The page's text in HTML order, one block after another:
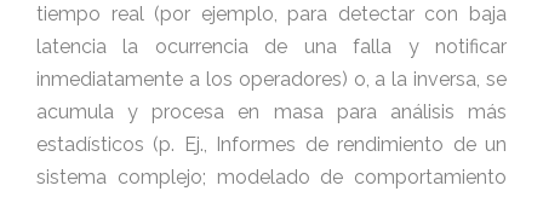
tiempo real (por ejemplo, para detectar con baja
latencia la ocurrencia de una falla y notificar
inmediatamente a los operadores) o, a la inversa, se
acumula y procesa en masa para análisis más
estadísticos (p. Ej., Informes de rendimiento de un
sistema complejo; modelado de comportamiento